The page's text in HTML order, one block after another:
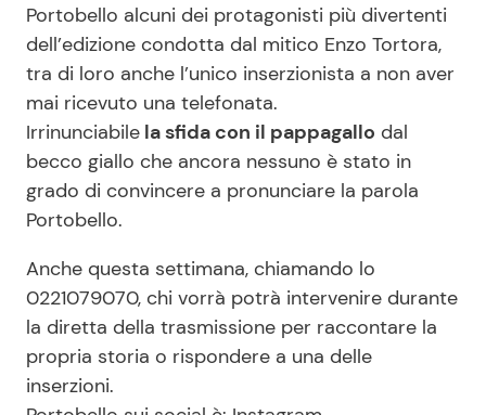
Portobello alcuni dei protagonisti più divertenti
dell’edizione condotta dal mitico Enzo Tortora,
tra di loro anche l’unico inserzionista a non aver
mai ricevuto una telefonata.
Irrinunciabile la sfida con il pappagallo dal
becco giallo che ancora nessuno è stato in
grado di convincere a pronunciare la parola
Portobello.
Anche questa settimana, chiamando lo
0221079070, chi vorrà potrà intervenire durante
la diretta della trasmissione per raccontare la
propria storia o rispondere a una delle
inserzioni.